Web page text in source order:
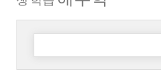
다음 검색: